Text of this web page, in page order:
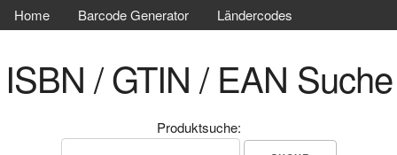
Home Barcode Generator Ländercodes
ISBN / GTIN / EAN Suche
Produktsuche: